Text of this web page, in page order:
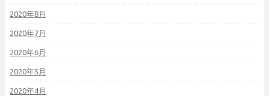
2020年8月
2020年7月
2020年6月
2020年5月
2020年4月